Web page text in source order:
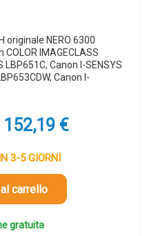
originale NERO 6300
IMAGECLASS
LBP651C, Canon I-SENSYS
Canon I-
Il
originale
era:
160,20 €.
152,19 €Il
3-5 GIORNI
carrello
gratuita